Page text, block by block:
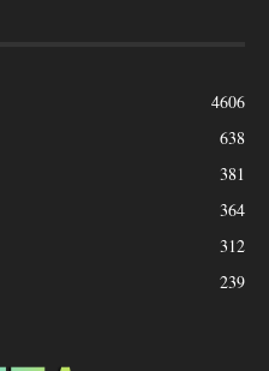
4606
638
381
364
312
239